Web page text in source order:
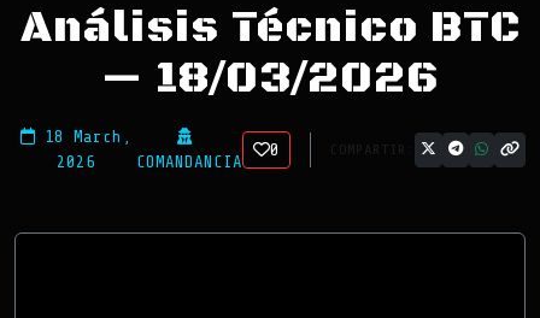
Análisis Técnico BTC
— 18/03/2026
18 March,
2026
COMANDANCIA
0 COMPARTIR: